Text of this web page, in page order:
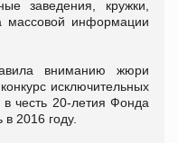
заведения, кружки,
массовой информации
вниманию жюри
исключительных
честь 20-летия Фонда
2016 году.